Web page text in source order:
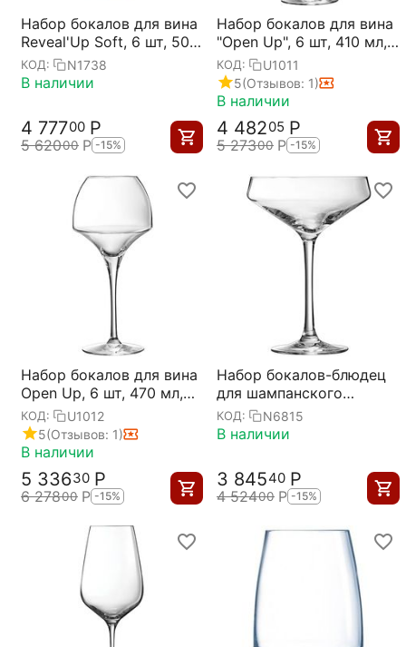
Набор бокалов для вина
Reveal'Up Soft, 6 шт, 500
мл, D97 мм, H247 мм,
Chef&Sommelier
КОД: N1738
В наличии
4 77700 Р
5 62000 Р -15%
Набор бокалов для вина
"Open Up", 6 шт, 410 мл,
D63/89 мм, H231 мм,
Chef&Sommelier
КОД:
U1011
5(Отзывов: 1)
В наличии
4 48205 Р
5 27300 Р -15%
Набор бокалов для вина
Open Up, 6 шт, 470 мл,
D103 мм, H228 мм,
Chef&Sommelier
КОД:
U1012
5(Отзывов: 1)
В наличии
5 33630 Р
6 27800 Р -15%
Набор бокалов-блюдец
для шампанского
Cabernet 300мл; D=16,8,
H=17см; 6 шт,
КОД: N6815
В наличии
3 84540 Р
4 52400 Р -15%